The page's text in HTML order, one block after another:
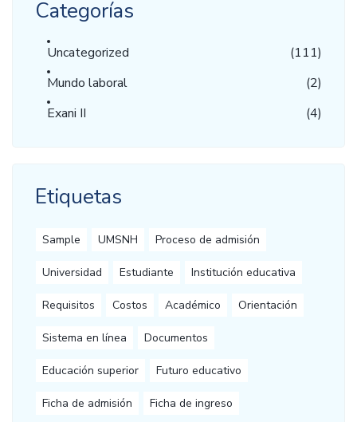
Categorías
Uncategorized
(111)
Mundo laboral
(2)
Exani II
(4)
Etiquetas
Sample UMSNH Proceso de admisión
Universidad Estudiante Institución educativa
Requisitos Costos Académico Orientación
Sistema en línea Documentos
Educación superior Futuro educativo
Ficha de admisión Ficha de ingreso